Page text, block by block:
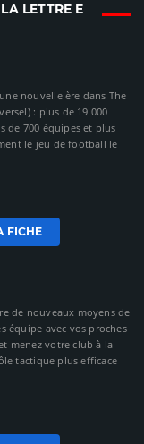
LETTRE E
nouvelle ère dans The
: plus de 19 000
de 700 équipes et plus
le jeu de football le
FICHE
de nouveaux moyens de
équipe avec vos proches
menez votre club à la
tactique plus efficace